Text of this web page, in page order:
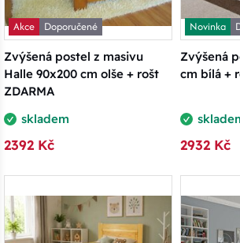
Akce
Doporučené
Zvýšená postel z masivu
Halle 90x200 cm olše + rošt
ZDARMA
skladem
2392 Kč
Novinka
Zvýšená
cm bílá +
2932 Kč